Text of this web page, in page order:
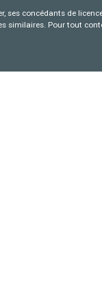
ses concédants de
similaires. Pour tout